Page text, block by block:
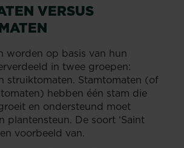
VERSUS
worden op basis van hun
in twee groepen:
struiktomaten. Stamtomaten (of
hebben één stam die
en ondersteund moet
plantensteun. De soort ‘Saint
voorbeeld van.